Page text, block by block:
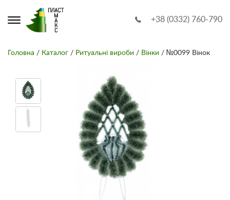
+38 (0332) 760-790
Головна / Каталог / Ритуальні вироби / Вінки / №0099 Вінок